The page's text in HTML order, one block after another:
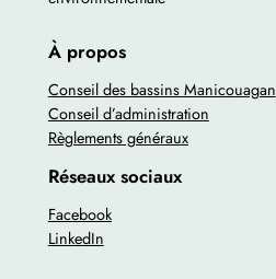
À propos
Conseil des bassins Manicouagan
Conseil d’administration
Règlements généraux
Réseaux sociaux
Facebook
LinkedIn